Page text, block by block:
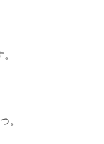
。